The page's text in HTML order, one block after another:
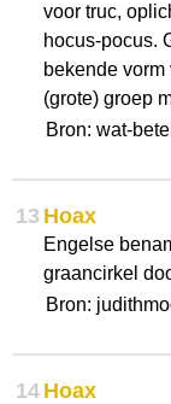
voor truc,
hocus-pocus.
bekende
(grote) groep
Bron: wat-
13 Hoax
Engelse
graancirkel
Bron:
14 Hoax